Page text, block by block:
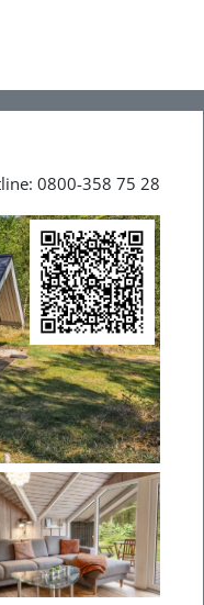
0800-358 75 28